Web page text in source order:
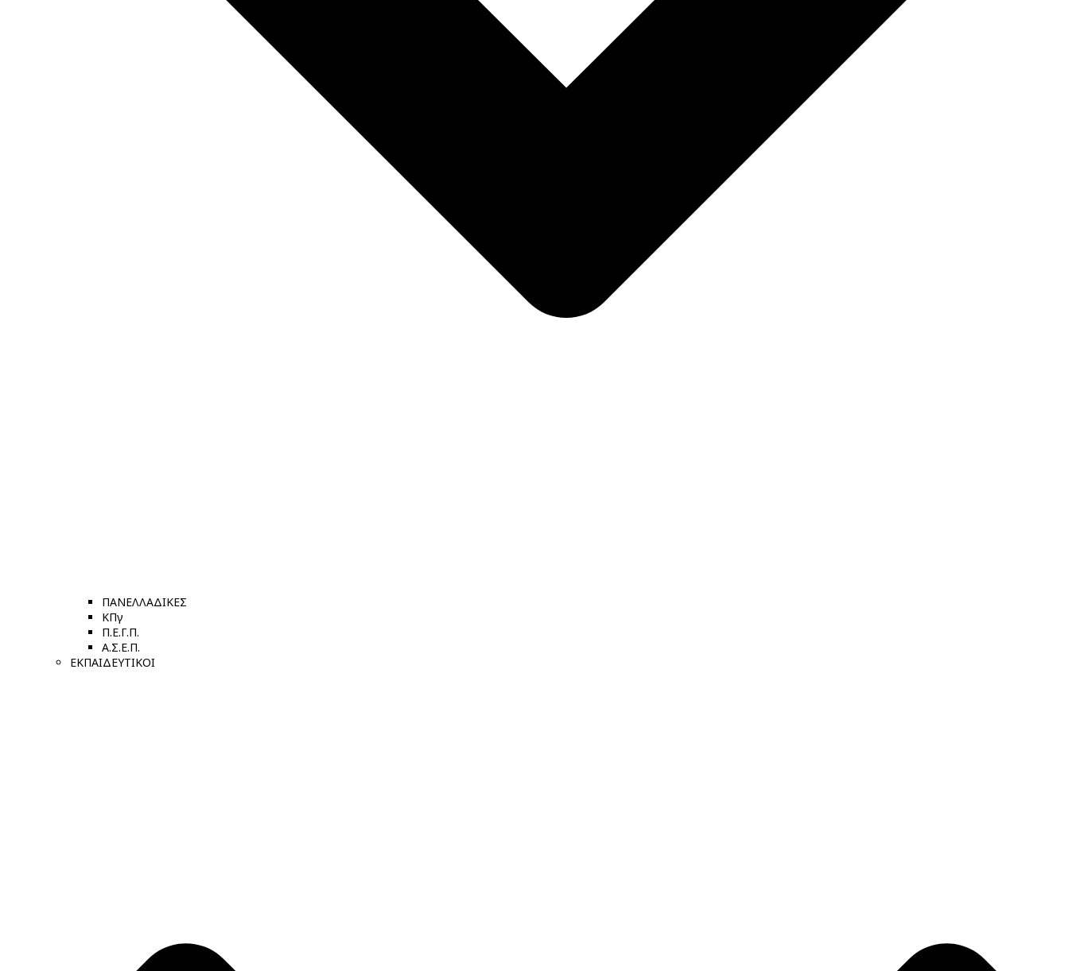
ΠΑΝΕΛΛΑΔΙΚΕΣ
ΚΠγ
Π.Ε.Γ.Π.
Α.Σ.Ε.Π.
ΕΚΠΑΙΔΕΥΤΙΚΟΙ